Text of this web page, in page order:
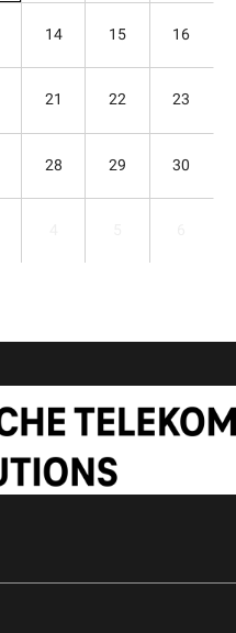
14 15 16
21 22 23
28 29 30